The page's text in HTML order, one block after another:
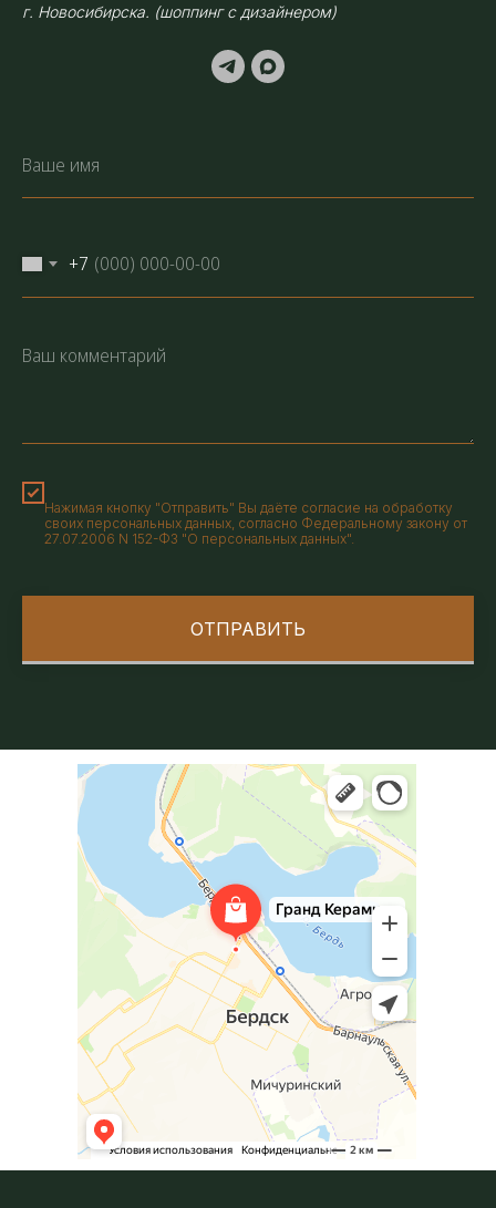
г. Новосибирска. (шоппинг с дизайнером)
+7
Нажимая кнопку "Отправить" Вы даёте согласие на обработку
своих персональных данных, согласно Федеральному закону от
27.07.2006 N 152-ФЗ "О персональных данных".
ОТПРАВИТЬ